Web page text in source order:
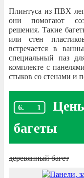
Плинтуса из ПВХ
они помогают
решения. Такие
или стен
встречается в
специальный паз
комплекте с
стыков со стенами и
багеты
деревянный багет